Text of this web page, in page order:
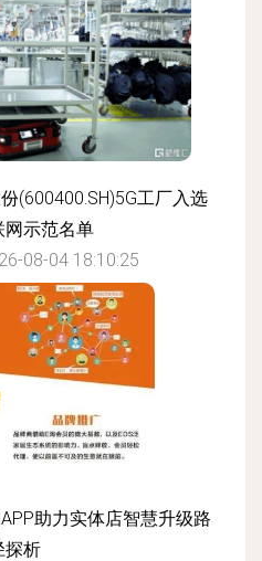
(600400.SH)5G工厂入选
网示范名单
08-04 18:10:25
助力实体店智慧升级路
探析